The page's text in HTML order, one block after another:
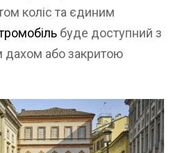
коліс та єдиним
буде доступний з
дахом або закритою